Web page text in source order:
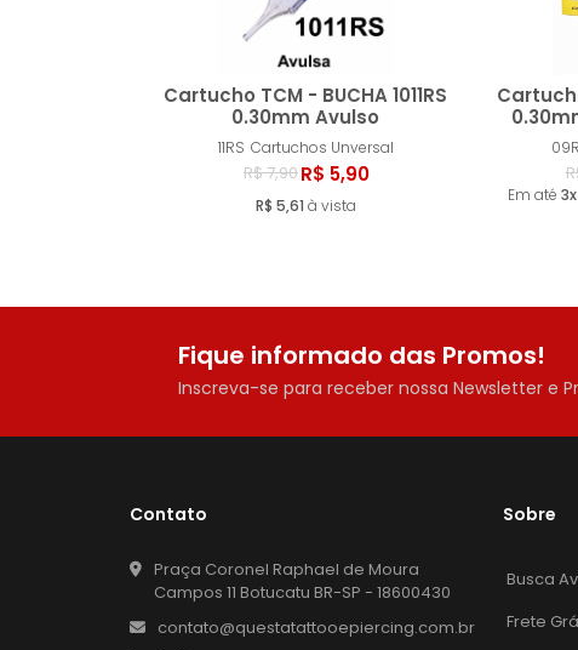
Cartucho TCM - BUCHA 1011RS
0.30mm Avulso
11RS Cartuchos Unversal
R$ 7,90R$ 5,90
R$ 5,61 à vista
Comprar
Em até 3x
Fique informado das Promos!
Inscreva-se para receber nossa Newsletter e
Contato
Praça Coronel Raphael de Moura
Campos 11 Botucatu BR-SP - 18600430
contato@questatattooepiercing.com.br
Sobre
Busca
Frete